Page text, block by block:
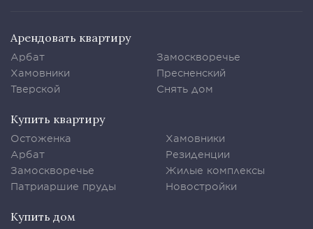
Арендовать квартиру
Арбат
Хамовники
Тверской
Замоскворечье
Пресненский
Снять дом
Купить квартиру
Остоженка
Арбат
Замоскворечье
Патриаршие пруды
Хамовники
Резиденции
Жилые комплексы
Новостройки
Купить дом